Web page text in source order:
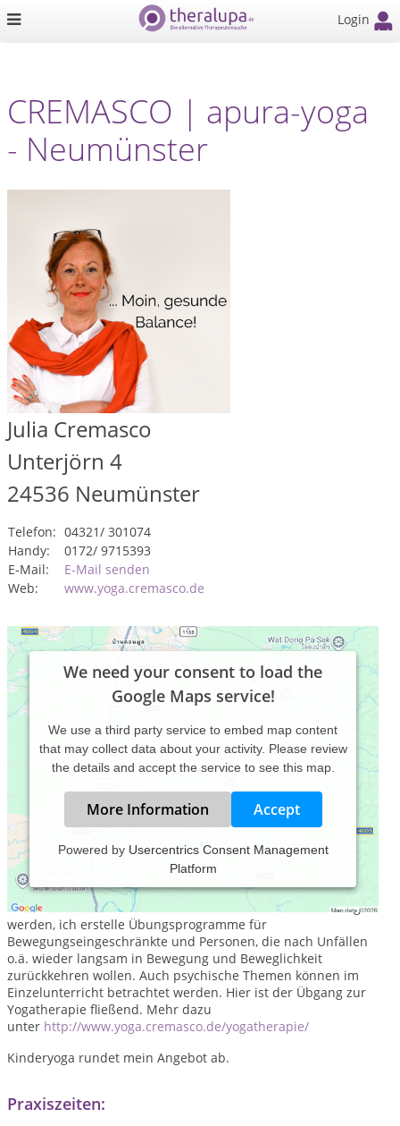
Login
CREMASCO | apura-yoga
- Neumünster
Julia Cremasco
Unterjörn 4
24536 Neumünster
Telefon: 04321/ 301074
Handy:
0172/ 9715393
E-Mail:
E-Mail senden
Web:
www.yoga.cremasco.de
We need your consent to load the
Google Maps service!
We use a third party service to embed map content
that may collect data about your activity. Please review
the details and accept the service to see this map.
More Information Accept
Powered by Usercentrics Consent Management
Platform
Im Bereich Yoga biete ich neben den klassischen
Gruppenkursen sowohl Einzelstunden als auch Yogatherapie.
Im Einzelunterricht können individuelle Ziele berücksichtigt
werden, ich erstelle Übungsprogramme für
Bewegungseingeschränkte und Personen, die nach Unfällen
o.ä. wieder langsam in Bewegung und Beweglichkeit
zurückkehren wollen. Auch psychische Themen können im
Einzelunterricht betrachtet werden. Hier ist der Übgang zur
Yogatherapie fließend. Mehr dazu
unter http://www.yoga.cremasco.de/yogatherapie/
Kinderyoga rundet mein Angebot ab.
Praxiszeiten: